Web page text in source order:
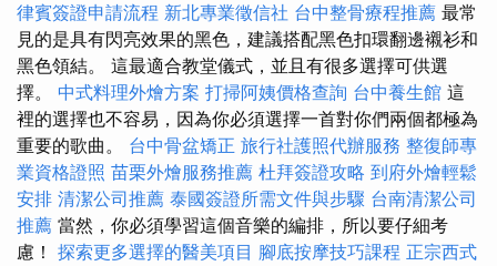
律賓簽證申請流程 新北專業徵信社 台中整骨療程推薦 最常
見的是具有閃亮效果的黑色，建議搭配黑色扣環翻邊襯衫和
黑色領結。 這最適合教堂儀式，並且有很多選擇可供選
擇。 中式料理外燴方案 打掃阿姨價格查詢 台中養生館 這
裡的選擇也不容易，因為你必須選擇一首對你們兩個都極為
重要的歌曲。 台中骨盆矯正 旅行社護照代辦服務 整復師專
業資格證照 苗栗外燴服務推薦 杜拜簽證攻略 到府外燴輕鬆
安排 清潔公司推薦 泰國簽證所需文件與步驟 台南清潔公司
推薦 當然，你必須學習這個音樂的編排，所以要仔細考
慮！ 探索更多選擇的醫美項目 腳底按摩技巧課程 正宗西式